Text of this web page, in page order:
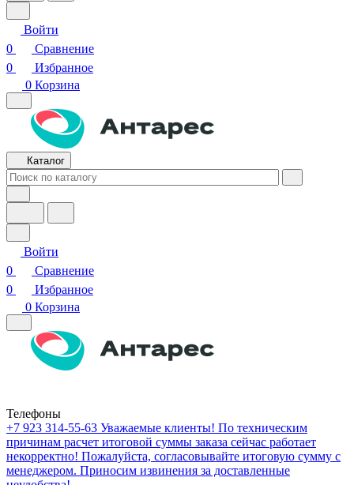
Войти
0
Сравнение
0
Избранное
0 Корзина
Каталог
Войти
0
Сравнение
0
Избранное
0 Корзина
Телефоны
+7 923 314-55-63 Уважаемые клиенты! По техническим
причинам расчет итоговой суммы заказа сейчас работает
некорректно! Пожалуйста, согласовывайте итоговую сумму с
менеджером. Приносим извинения за доставленные